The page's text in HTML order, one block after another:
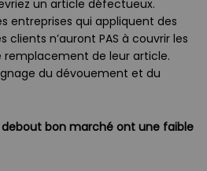
un article défectueux.
entreprises qui appliquent des
clients n’auront PAS à couvrir les
remplacement de leur article.
du dévouement et du
debout bon marché ont une faible